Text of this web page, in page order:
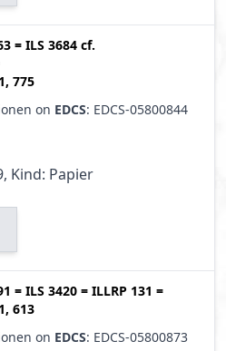
= ILS 3684 cf.
775
on EDCS: EDCS-05800844
Kind: Papier
= ILS 3420 = ILLRP 131 =
613
on EDCS: EDCS-05800873